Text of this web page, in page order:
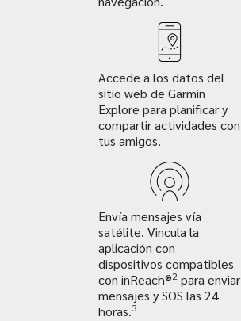
Accede a los datos del
sitio web de Garmin
Explore para planificar y
compartir actividades con
tus amigos.
Envía mensajes vía
satélite. Vincula la
aplicación con
dispositivos compatibles
con inReach®2 para enviar
mensajes y SOS las 24
horas.3